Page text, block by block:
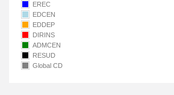
EREC
EDCEN
EDDEP
DIRINS
ADMCEN
RESUD
Global CD